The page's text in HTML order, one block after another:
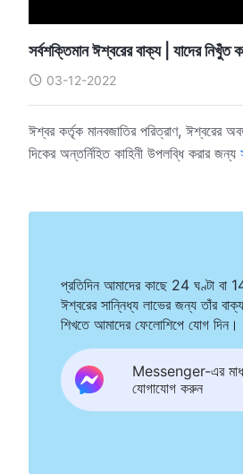
সর্বশক্তিমান ঈশ্বরের বাক্য | যাদের
03-12-2022
ঈশ্বর কর্তৃক মানবজাতির পরিত্রাণ, ঈশ্বরের
দিকের অন্তর্নিহিত কাহিনী উপলব্ধি করার জন্য
প্রতিদিন আমাদের কাছে 24 ঘণ্টা বা
ঈশ্বরের সান্নিধ্য লাভের জন্য তাঁর
শিখতে আমাদের ফেলোশিপে যোগ দিন।
Messenger-এর
যোগাযোগ করুন